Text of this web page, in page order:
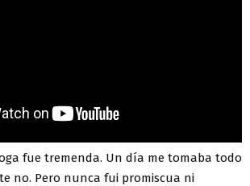
fue tremenda. Un día me tomaba todo
no. Pero nunca fui promiscua ni